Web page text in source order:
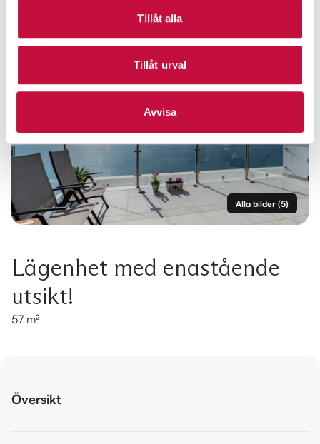
Tillåt alla
Tillåt urval
Avvisa
Alla bilder (5)
Lägenhet med enastående
utsikt!
57 m²
Översikt